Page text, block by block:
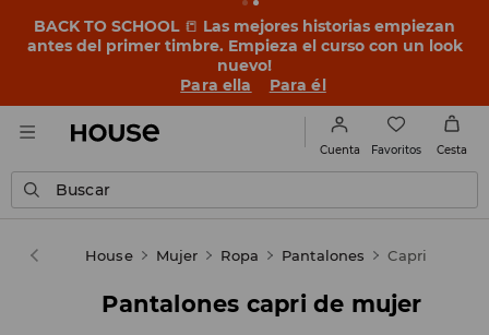
BACK TO SCHOOL 📒 Las mejores historias empiezan
antes del primer timbre. Empieza el curso con un look
nuevo!
Para ella
Para él
Cuenta Favoritos Cesta
Buscar
House Mujer Ropa Pantalones Capri
Pantalones capri de mujer